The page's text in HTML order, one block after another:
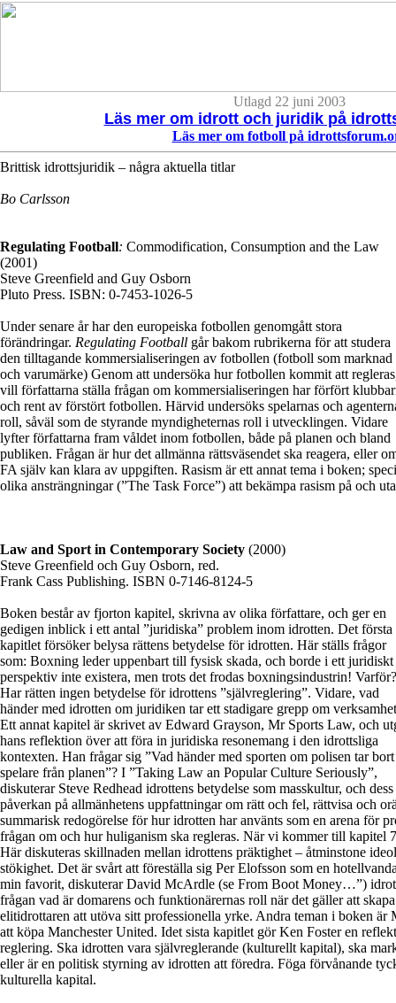
Utlagd 22 juni 2003
Läs mer om idrott och juridik på
Läs mer om fotboll på
Brittisk idrottsjuridik – några aktuella titlar
Bo Carlsson
Regulating Football: Commodification, Consumption and the Law
(2001)
Steve Greenfield and Guy Osborn
Pluto Press. ISBN: 0-7453-1026-5
Under senare år har den europeiska fotbollen genomgått stora
förändringar. Regulating Football går bakom rubrikerna för att studera
den tilltagande kommersialiseringen av fotbollen (fotboll som marknad
och varumärke) Genom att undersöka hur fotbollen kommit att
vill författarna ställa frågan om kommersialiseringen har förfört
och rent av förstört fotbollen. Härvid undersöks spelarnas och
roll, såväl som de styrande myndigheternas roll i utvecklingen. Vidare
lyfter författarna fram våldet inom fotbollen, både på planen och bland
publiken. Frågan är hur det allmänna rättsväsendet ska reagera, eller
FA själv kan klara av uppgiften. Rasism är ett annat tema i boken;
olika ansträngningar (”The Task Force”) att bekämpa rasism på och
Law and Sport in Contemporary Society (2000)
Steve Greenfield och Guy Osborn, red.
Frank Cass Publishing. ISBN 0-7146-8124-5
Boken består av fjorton kapitel, skrivna av olika författare, och ger en
gedigen inblick i ett antal ”juridiska” problem inom idrotten. Det första
kapitlet försöker belysa rättens betydelse för idrotten. Här ställs frågor
som: Boxning leder uppenbart till fysisk skada, och borde i ett juridiskt
perspektiv inte existera, men trots det frodas boxningsindustrin! Varför?
Har rätten ingen betydelse för idrottens ”självreglering”. Vidare, vad
händer med idrotten om juridiken tar ett stadigare grepp om
Ett annat kapitel är skrivet av Edward Grayson, Mr Sports Law, och
hans reflektion över att föra in juridiska resonemang i den idrottsliga
kontexten. Han frågar sig ”Vad händer med sporten om polisen tar
spelare från planen”? I ”Taking Law an Popular Culture Seriously”,
diskuterar Steve Redhead idrottens betydelse som masskultur, och dess
påverkan på allmänhetens uppfattningar om rätt och fel, rättvisa och
summarisk redogörelse för hur idrotten har använts som en arena för
frågan om och hur huliganism ska regleras. När vi kommer till kapitel
Här diskuteras skillnaden mellan idrottens präktighet – åtminstone
stökighet. Det är svårt att föreställa sig Per Elofsson som en
min favorit, diskuterar David McArdle (se From Boot Money…”)
frågan vad är domarens och funktionärernas roll när det gäller att
elitidrottaren att utöva sitt professionella yrke. Andra teman i boken
att köpa Manchester United. Idet sista kapitlet gör Ken Foster en
reglering. Ska idrotten vara självreglerande (kulturellt kapital), ska
eller är en politisk styrning av idrotten att föredra. Föga förvånande
kulturella kapital.